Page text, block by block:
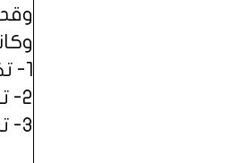
1- تكوين المفهوم.
2- تفسير البيانات والمعلومات.
3- تطبيق التعميمات (المبادئ والقوانين والقواعد).